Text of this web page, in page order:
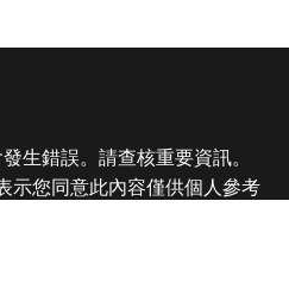
生錯誤。請查核重要資訊。
示您同意此內容僅供個人參考